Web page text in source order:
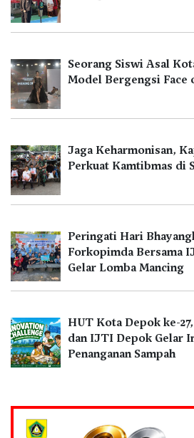
Seorang Siswi Asal
Model Bergengsi Face
Jaga Keharmonisan,
Perkuat Kamtibmas di
Peringati Hari
Forkopimda Bersama
Gelar Lomba Mancing
HUT Kota Depok ke-
dan IJTI Depok Gelar
Penanganan Sampah